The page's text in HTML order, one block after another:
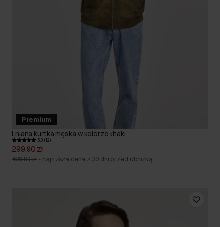
Premium
Lniana kurtka męska w kolorze khaki
5.0 (12)
299,90 zł
499,90 zł - najniższa cena z 30 dni przed obniżką